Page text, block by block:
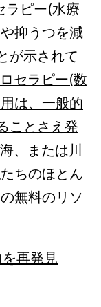
ラピー(水療
抑うつを減
が示されて
セラピー(数
は、一般的
ことさえ発
、または川
ちのほとん
無料のリソ